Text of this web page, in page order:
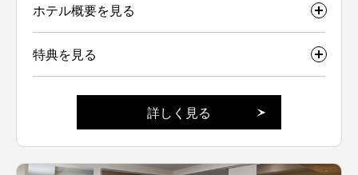
ホテル概要を見る
特典を見る
詳しく見る